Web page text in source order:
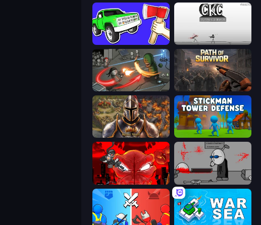
Creative Kill Chamber
Madness Online Path of Survivor
Khan Wars
Madness Accelerant Madness Deathwish